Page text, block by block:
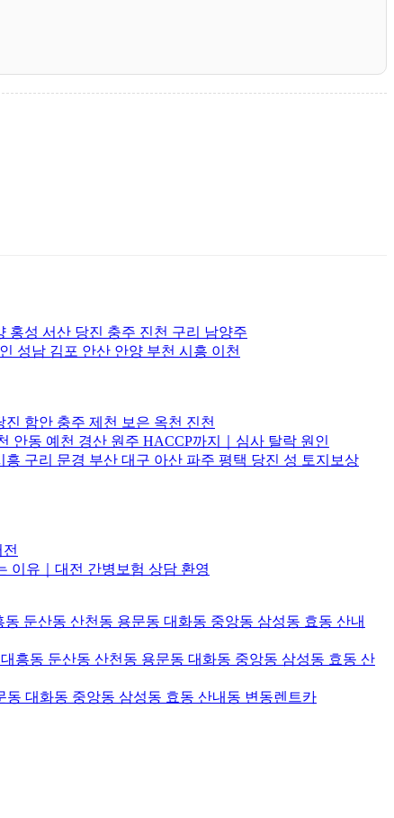
홍성 서산 당진 충주 진천 구리 남양주
성남 김포 안산 안양 부천 시흥 이천
함안 충주 제천 보은 옥천 진천
안동 예천 경산 원주 HACCP까지｜심사 탈락 원인
구리 문경 부산 대구 아산 파주 평택 당진 성 토지보상
이유｜대전 간병보험 상담 환영
둔산동 산천동 용문동 대화동 중앙동 삼성동 효동 산내
흥동 둔산동 산천동 용문동 대화동 중앙동 삼성동 효동 산
대화동 중앙동 삼성동 효동 산내동 변동렌트카